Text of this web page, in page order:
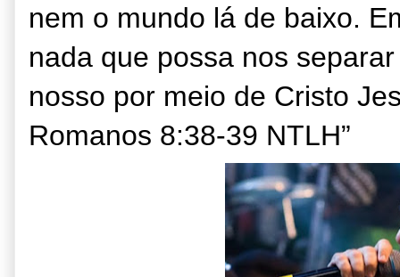
nem o mundo lá de baixo.
nada que possa nos
nosso por meio de Cristo
‭‭Romanos‬ ‭8:38-39‬ ‭NTLH‬‬”